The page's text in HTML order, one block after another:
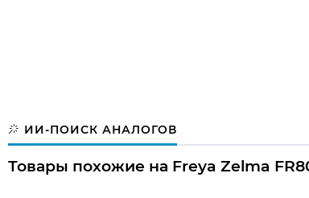
ИИ-ПОИСК АНАЛОГОВ
Товары похожие на Freya Zelma